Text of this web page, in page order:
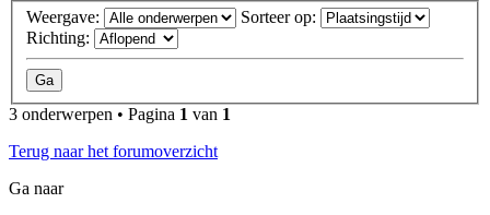
Weergave:
Sorteer op:
Richting:
3 onderwerpen • Pagina 1 van 1
Terug naar het forumoverzicht
Ga naar